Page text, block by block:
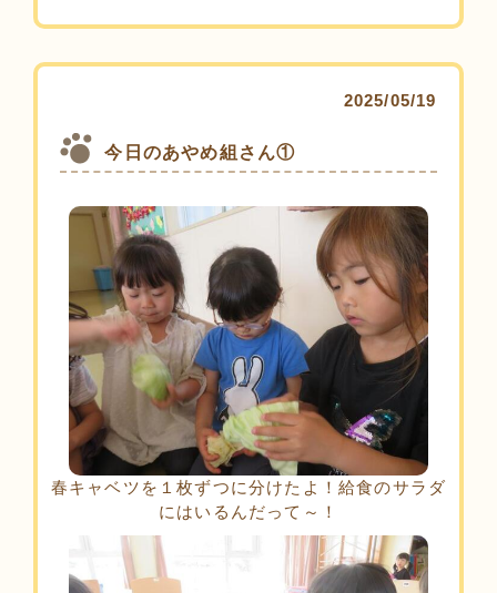
2025/05/19
今日のあやめ組さん①
春キャベツを１枚ずつに分けたよ！給食のサラダ
にはいるんだって～！